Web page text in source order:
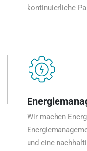
kontinuierliche
Wir machen
und eine